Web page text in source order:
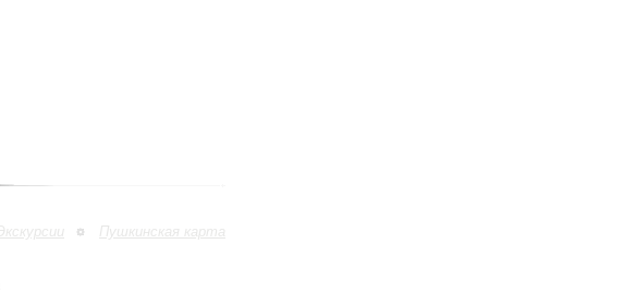
Экскурсии Пушкинская карта